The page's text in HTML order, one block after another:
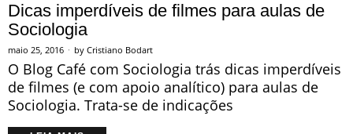
Dicas imperdíveis de filmes para aulas de
Sociologia
maio 25, 2016 by Cristiano Bodart
O Blog Café com Sociologia trás dicas imperdíveis
de filmes (e com apoio analítico) para aulas de
Sociologia. Trata-se de indicações